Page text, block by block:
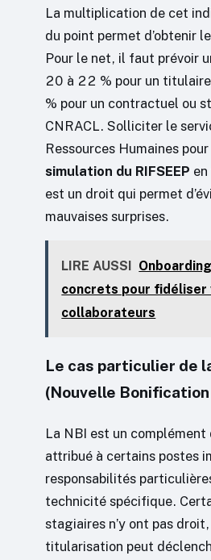
La multiplication de cet
du point permet d’obtenir
Pour le net, il faut prévoir
20 à 22 % pour un
% pour un contractuel ou
CNRACL. Solliciter le
Ressources Humaines
simulation du RIFSEEP
est un droit qui permet
mauvaises surprises.
LIRE AUSSI
concrets pour fidéliser
collaborateurs
Le cas particulier de
(Nouvelle
La NBI est un complément
attribué à certains postes
responsabilités
technicité spécifique.
stagiaires n’y ont pas
titularisation peut